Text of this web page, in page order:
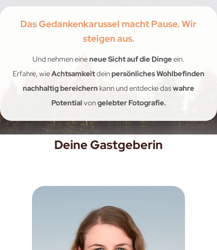
Das Gedankenkarussel macht Pause. Wir
steigen aus.
Und nehmen eineneue Sicht auf die Dingeein.
Erfahre, wieAchtsamkeitdeinpersönliches Wohlbefinden
nachhaltig bereichern kann und entdecke daswahre
Potential vongelebter Fotografie.
Deine Gastgeberin